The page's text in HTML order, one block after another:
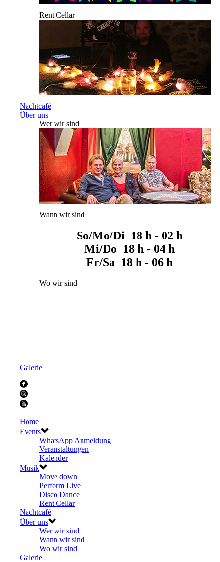
Rent Cellar
Nachtcafé
Über uns
Wer wir sind
Wann wir sind
So/Mo/Di 18 h - 02 h
Mi/Do 18 h - 04 h
Fr/Sa 18 h - 06 h
Wo wir sind
Galerie
Home
Events
WhatsApp Anmeldung
Veranstaltungen
Kalender
Musik
Move down
Perform Live
Disco Dance
Rent Cellar
Nachtcafé
Über uns
Wer wir sind
Wann wir sind
Wo wir sind
Galerie